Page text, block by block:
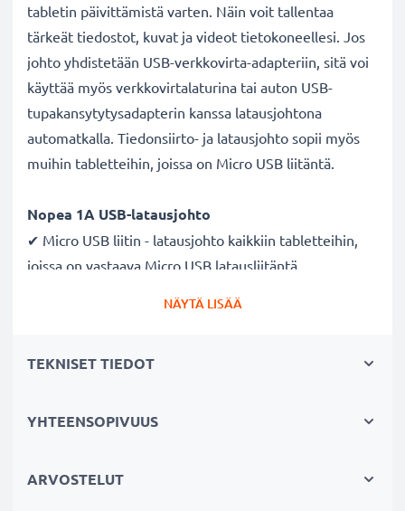
tabletin päivittämistä varten. Näin voit tallentaa
tärkeät tiedostot, kuvat ja videot tietokoneellesi. Jos
johto yhdistetään USB-verkkovirta-adapteriin, sitä voi
käyttää myös verkkovirtalaturina tai auton USB-
tupakansytytysadapterin kanssa latausjohtona
automatkalla. Tiedonsiirto- ja latausjohto sopii myös
muihin tabletteihin, joissa on Micro USB liitäntä.
Nopea 1A USB-latausjohto
✔ Micro USB liitin - latausjohto kaikkiin tabletteihin,
joissa on vastaava Micro USB latausliitäntä
tietokoneeseen liittämiseksi
videoiden ja musiikin turvalliseen
NÄYTÄ LISÄÄ
TEKNISET TIEDOT
YHTEENSOPIVUUS
ARVOSTELUT